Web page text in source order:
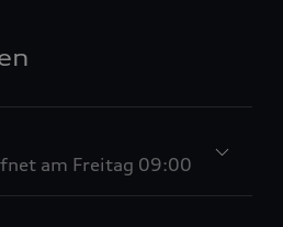
am Freitag 09:00